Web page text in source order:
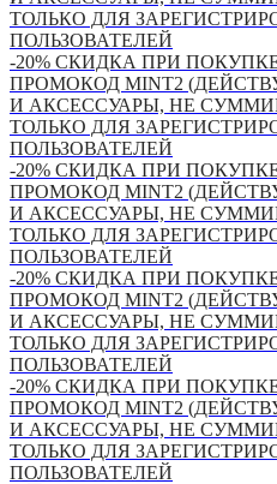
ТОЛЬКО ДЛЯ
ПОЛЬЗОВАТЕЛЕЙ
-20% СКИДКА ПРИ
ПРОМОКОД MINT2
И АКСЕССУАРЫ, НЕ
ТОЛЬКО ДЛЯ
ПОЛЬЗОВАТЕЛЕЙ
-20% СКИДКА ПРИ
ПРОМОКОД MINT2
И АКСЕССУАРЫ, НЕ
ТОЛЬКО ДЛЯ
ПОЛЬЗОВАТЕЛЕЙ
-20% СКИДКА ПРИ
ПРОМОКОД MINT2
И АКСЕССУАРЫ, НЕ
ТОЛЬКО ДЛЯ
ПОЛЬЗОВАТЕЛЕЙ
-20% СКИДКА ПРИ
ПРОМОКОД MINT2
И АКСЕССУАРЫ, НЕ
ТОЛЬКО ДЛЯ
ПОЛЬЗОВАТЕЛЕЙ